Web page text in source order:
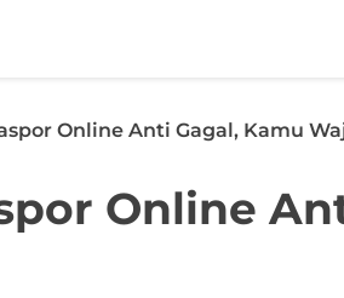
Online Anti Gagal, Kamu
Online